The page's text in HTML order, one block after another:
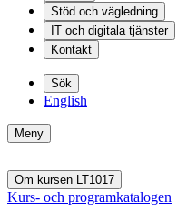
Stöd och vägledning
IT och digitala tjänster
Kontakt
Sök
English
Meny
Om kursen LT1017
Kurs- och programkatalogen